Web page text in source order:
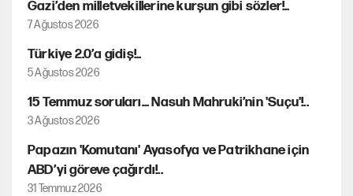
Gazi’den milletvekillerine kurşun gibi sözler!..
7 Ağustos 2026
Türkiye 2.0’a gidiş!..
5 Ağustos 2026
15 Temmuz soruları... Nasuh Mahruki’nin 'Suçu'!..
3 Ağustos 2026
Papazın 'Komutanı' Ayasofya ve Patrikhane için
ABD’yi göreve çağırdı!..
31 Temmuz 2026